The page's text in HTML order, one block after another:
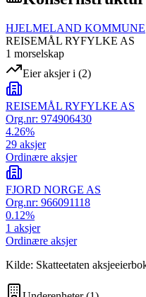
HJELMELAND KOMMUNE
REISEMÅL RYFYLKE AS
1 morselskap
Eier aksjer i (2)
REISEMÅL RYFYLKE AS
Org.nr: 974906430
4.26%
29 aksjer
Ordinære aksjer
FJORD NORGE AS
Org.nr: 966091118
0.12%
1 aksjer
Ordinære aksjer
Kilde: Skatteetaten